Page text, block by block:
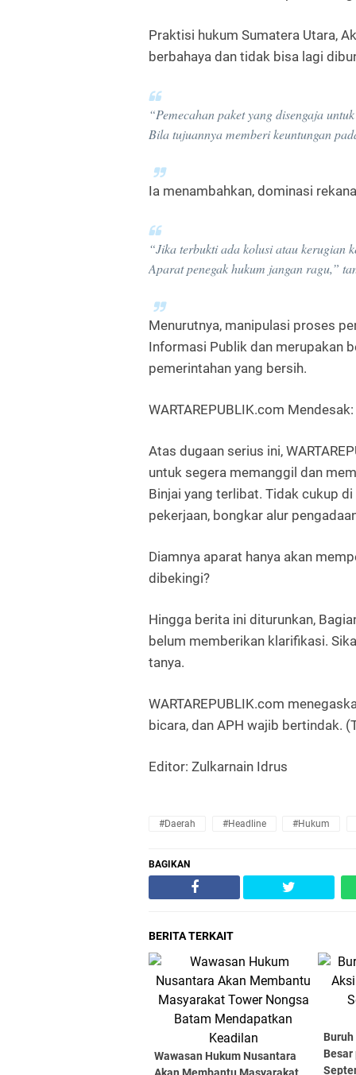
Praktisi hukum Sumatera Utara,
berbahaya dan tidak bisa lagi
“Pemecahan paket yang disengaja
Bila tujuannya memberi keuntungan
Ia menambahkan, dominasi
“Jika terbukti ada kolusi atau kerugian
Aparat penegak hukum jangan ragu,”
Menurutnya, manipulasi proses
Informasi Publik dan merupakan
pemerintahan yang bersih.
WARTAREPUBLIK.com
Atas dugaan serius ini,
untuk segera memanggil dan
Binjai yang terlibat. Tidak cukup
pekerjaan, bongkar alur
Diamnya aparat hanya akan
dibekingi?
Hingga berita ini diturunkan,
belum memberikan klarifikasi.
tanya.
WARTAREPUBLIK.com
bicara, dan APH wajib bertindak.
Editor: Zulkarnain Idrus
#Daerah #Headline #Hukum
BAGIKAN
BERITA TERKAIT
Wawasan Hukum Nusantara
Besar